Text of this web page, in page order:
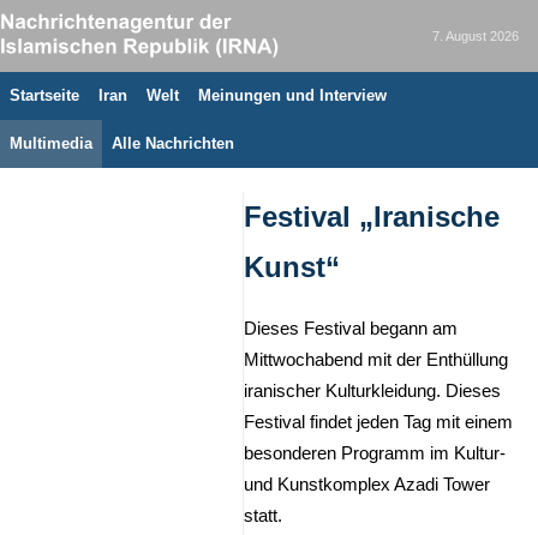
7. August 2026
Startseite Iran Welt Meinungen und Interview
Multimedia Alle Nachrichten
Festival „Iranische
Kunst“
Dieses Festival begann am
Mittwochabend mit der Enthüllung
iranischer Kulturkleidung. Dieses
Festival findet jeden Tag mit einem
besonderen Programm im Kultur-
und Kunstkomplex Azadi Tower
statt.